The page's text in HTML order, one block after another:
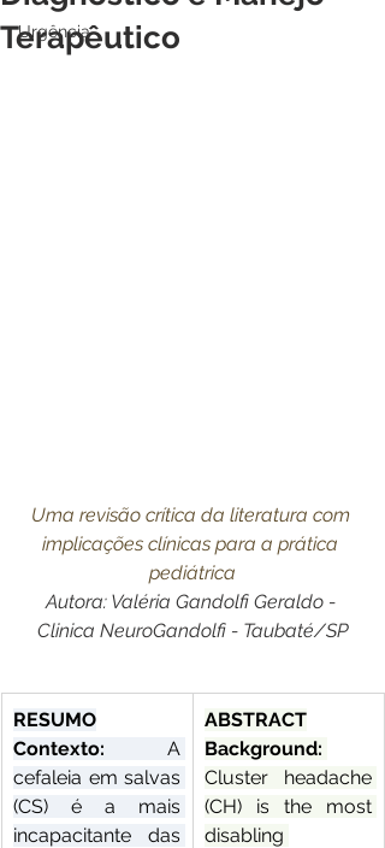
Urgência
Terapêutico
Uma revisão crítica da literatura com
implicações clínicas para a prática
pediátrica
Autora: Valéria Gandolfi Geraldo -
Clinica NeuroGandolfi - Taubaté/SP
RESUMO
Contexto: A
cefaleia em salvas
(CS) é a mais
incapacitante das
ABSTRACT
Cluster headache
(CH) is the most
disabling